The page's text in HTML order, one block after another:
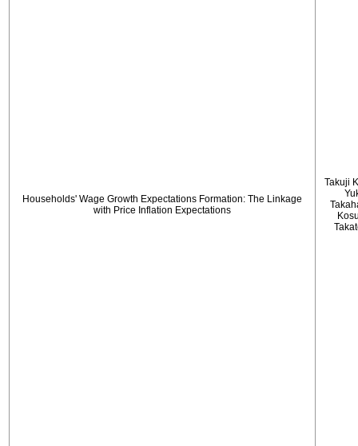
Households' Wage Growth Expectations Formation: The Linkage
with Price Inflation Expectations
Takuji